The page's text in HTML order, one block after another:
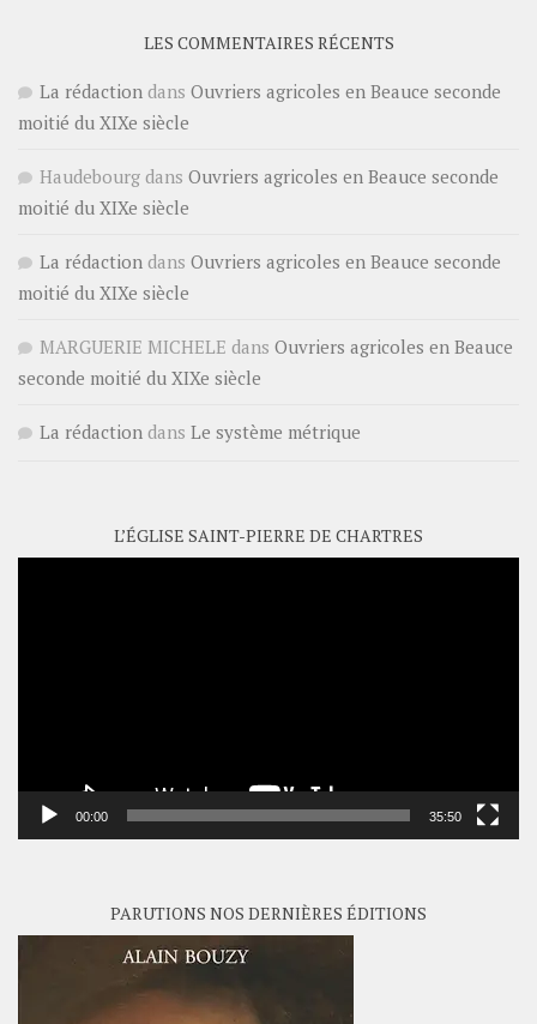
LES COMMENTAIRES RÉCENTS
La rédaction dans Ouvriers agricoles en Beauce seconde
moitié du XIXe siècle
Haudebourg dans Ouvriers agricoles en Beauce seconde
moitié du XIXe siècle
La rédaction dans Ouvriers agricoles en Beauce seconde
moitié du XIXe siècle
MARGUERIE MICHELE dans Ouvriers agricoles en Beauce
seconde moitié du XIXe siècle
La rédaction dans Le système métrique
L’ÉGLISE SAINT-PIERRE DE CHARTRES
00:00 35:50
PARUTIONS NOS DERNIÈRES ÉDITIONS